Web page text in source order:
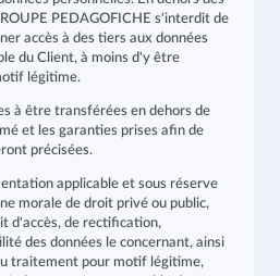
PEDAGOFICHE s'interdit de
accès à des tiers aux données
du Client, à moins d'y être
légitime.
à être transférées en dehors de
et les garanties prises afin de
précisées.
applicable et sous réserve
morale de droit privé ou public,
d'accès, de rectification,
des données le concernant, ainsi
traitement pour motif légitime,